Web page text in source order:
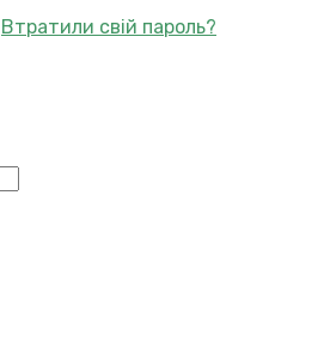
Втратили свій пароль?